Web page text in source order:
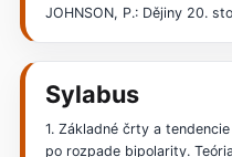
JOHNSON, P.: Dějiny 20.
Sylabus
1. Základné črty a
po rozpade bipolarity.